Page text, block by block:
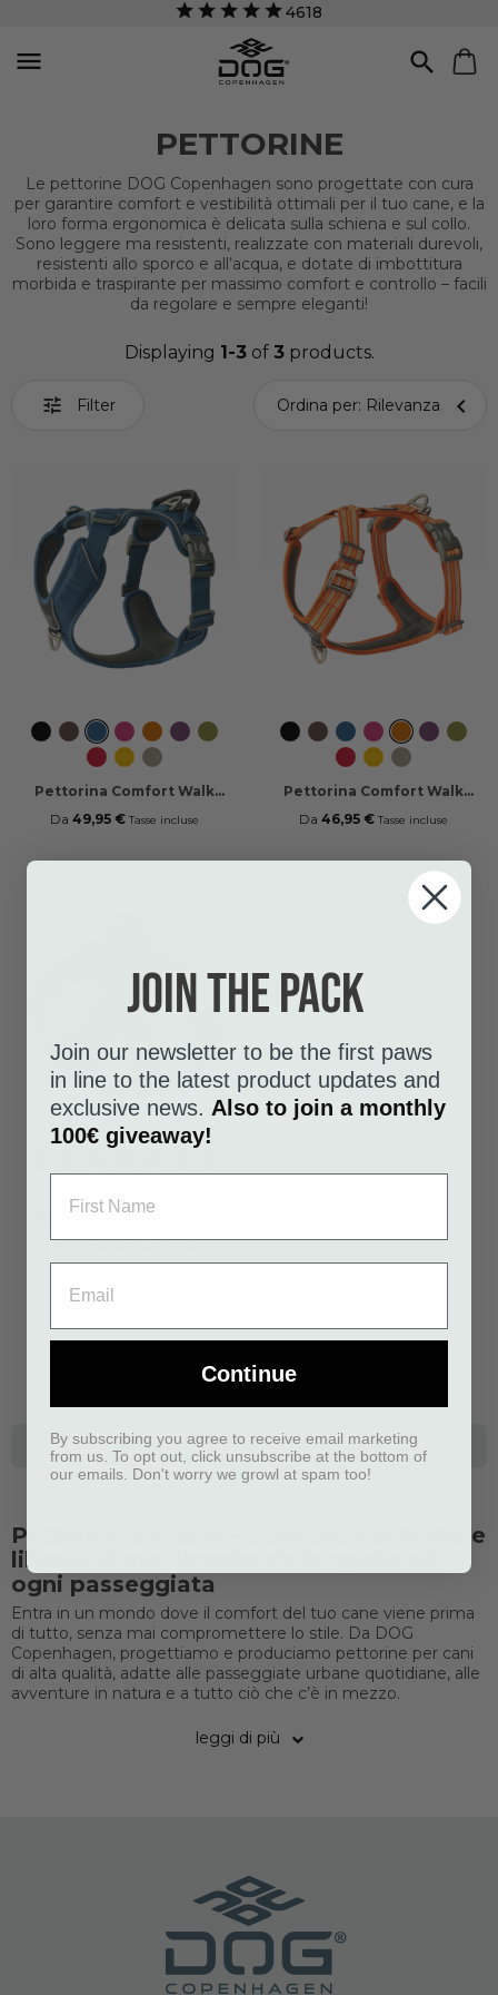
4618
 
PETTORINE
Le pettorine DOG Copenhagen sono progettate con cura
per garantire comfort e vestibilità ottimali per il tuo cane, e la
loro forma ergonomica è delicata sulla schiena e sul collo.
Sono leggere ma resistenti, realizzate con materiali durevoli,
resistenti allo sporco e all’acqua, e dotate di imbottitura
morbida e traspirante per massimo comfort e controllo – facili
da regolare e sempre eleganti!
Displaying 1-3of 3products.
 Filter Ordina per: Rilevanza 
BlackMoccaOcean
Blue
Wild
Rose
Orange
Sun
Purple
Passion
Hunting
Green
Classic
Red
LemonDesert
Dune
Pettorina Comfort Walk
Da 49,95 € Tasse incluse
BlackMoccaOcean
Blue
Wild
Rose
Orange
Sun
Purple
PassionGreen
Classic
Red
LemonDesert
Dune
Pettorina Comfort Walk
Da 46,95 € Tasse incluse
BlueRoseSunPassionGreen
Red
Dune
Go™
Displaying 1-3of
ACQUISTA UNA CARTA REGALO
Pettorine per cani – comfort, controllo e
libertà di movimento delle spalle ad
ogni passeggiata
Entra in un mondo dove il comfort del tuo cane viene prima
di tutto, senza mai compromettere lo stile. Da DOG
Copenhagen, progettiamo e produciamo pettorine per cani
di alta qualità, adatte alle passeggiate urbane quotidiane, alle
avventure in natura e a tutto ciò che c’è in mezzo.
leggi di più
Join the pack
Join our newsletter to be the first paws
in line to the latest product updates and
exclusive news. Also to join a monthly
100€ giveaway!
Continue
By subscribing you agree to receive email marketing
from us. To opt out, click unsubscribe at the bottom of
our emails. Don't worry we growl at spam too!